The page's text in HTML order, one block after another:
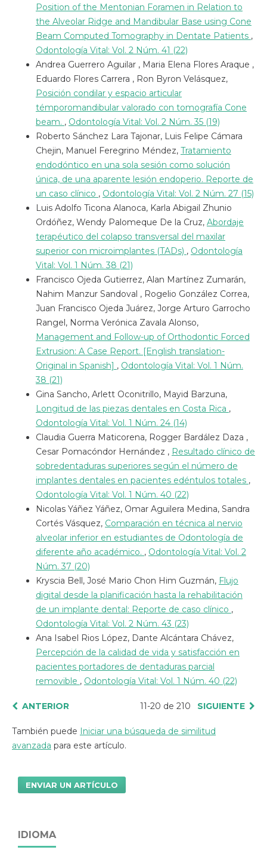
Position of the Mentonian Foramen in Relation to
the Alveolar Ridge and Mandibular Base using Cone
Beam Computed Tomography in Dentate Patients ,
Odontología Vital: Vol. 2 Núm. 41 (22)
Andrea Guerrero Aguilar , Maria Elena Flores Araque ,
Eduardo Flores Carrera , Ron Byron Velásquez,
Posición condilar y espacio articular
témporomandibular valorado con tomografía Cone
beam. , Odontología Vital: Vol. 2 Núm. 35 (19)
Roberto Sánchez Lara Tajonar, Luis Felipe Cámara
Chejin, Manuel Feregrino Méndez, Tratamiento
endodóntico en una sola sesión como solución
única, de una aparente lesión endoperio. Reporte de
un caso clínico , Odontología Vital: Vol. 2 Núm. 27 (15)
Luis Adolfo Ticona Alanoca, Karla Abigail Zhunio
Ordóñez, Wendy Palomeque De la Cruz, Abordaje
terapéutico del colapso transversal del maxilar
superior con microimplantes (TADs) , Odontología
Vital: Vol. 1 Núm. 38 (21)
Francisco Ojeda Gutierrez, Alan Martínez Zumarán,
Nahim Manzur Sandoval , Rogelio González Correa,
Juan Francisco Ojeda Juárez, Jorge Arturo Garrocho
Rangel, Norma Verónica Zavala Alonso,
Management and Follow-up of Orthodontic Forced
Extrusion: A Case Report. [English translation-
Original in Spanish] , Odontología Vital: Vol. 1 Núm.
38 (21)
Gina Sancho, Arlett Oconitrillo, Mayid Barzuna,
Longitud de las piezas dentales en Costa Rica ,
Odontología Vital: Vol. 1 Núm. 24 (14)
Claudia Guerra Maticorena, Rogger Bardález Daza ,
Cesar Pomacóndor Hernández , Resultado clínico de
sobredentaduras superiores según el número de
implantes dentales en pacientes edéntulos totales ,
Odontología Vital: Vol. 1 Núm. 40 (22)
Nicolas Yáñez Yáñez, Omar Aguilera Medina, Sandra
Cortés Vásquez, Comparación en técnica al nervio
alveolar inferior en estudiantes de Odontología de
diferente año académico. , Odontología Vital: Vol. 2
Núm. 37 (20)
Kryscia Bell, José Mario Chon Him Guzmán, Flujo
digital desde la planificación hasta la rehabilitación
de un implante dental: Reporte de caso clínico ,
Odontología Vital: Vol. 2 Núm. 43 (23)
Ana Isabel Rios López, Dante Alcántara Chávez,
Percepción de la calidad de vida y satisfacción en
pacientes portadores de dentaduras parcial
removible , Odontología Vital: Vol. 1 Núm. 40 (22)
ANTERIOR 11-20 de 210 SIGUIENTE
También puede Iniciar una búsqueda de similitud
avanzada para este artículo.
ENVIAR UN ARTÍCULO
IDIOMA